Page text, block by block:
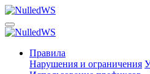
Правила
Нарушения и ограничения